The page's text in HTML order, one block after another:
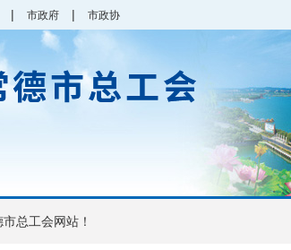
| 市政府 | 市政协
总工会网站！